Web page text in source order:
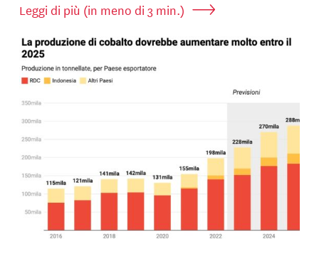
Leggi di più (in meno di 3 min.)